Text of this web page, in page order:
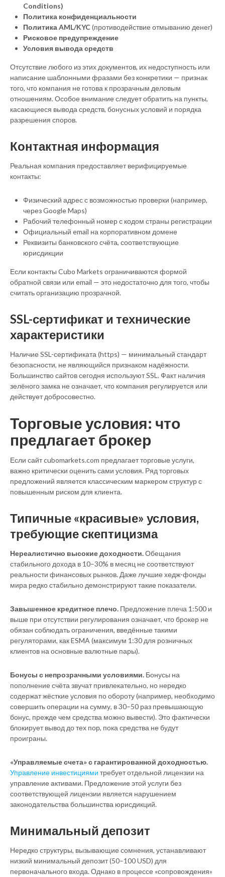
Conditions)
Политика конфиденциальности
Политика AML/KYC(противодействие отмыванию денег)
Рисковое предупреждение
Условия вывода средств
Отсутствие любого из этих документов, их недоступность или
написание шаблонными фразами без конкретики — признак
того, что компания не готова к прозрачным деловым
отношениям. Особое внимание следует обратить на пункты,
касающиеся вывода средств, бонусных условий и порядка
разрешения споров.
Контактная информация
Реальная компания предоставляет верифицируемые
контакты:
Физический адрес с возможностью проверки (например,
через Google Maps)
Рабочий телефонный номер с кодом страны регистрации
Официальный email на корпоративном домене
Реквизиты банковского счёта, соответствующие
юрисдикции
Если контакты Cubo Markets ограничиваются формой
обратной связи или email — это недостаточно для того, чтобы
считать организацию прозрачной.
SSL-сертификат и технические
характеристики
Наличие SSL-сертификата (https) — минимальный стандарт
безопасности, не являющийся признаком надёжности.
Большинство сайтов сегодня используют SSL. Факт наличия
зелёного замка не означает, что компания регулируется или
действует добросовестно.
Торговые условия: что
предлагает брокер
Если сайт cubomarkets.com предлагает торговые услуги,
важно критически оценить сами условия. Ряд торговых
предложений является классическим маркером структур с
повышенным риском для клиента.
Типичные «красивые» условия,
требующие скептицизма
Нереалистично высокие доходности.Обещания
стабильного дохода в 10–30% в месяц не соответствуют
реальности финансовых рынков. Даже лучшие хедж-фонды
мира редко стабильно демонстрируют такие показатели.
Завышенное кредитное плечо. Предложение плеча 1:500 и
выше при отсутствии регулирования означает, что брокер не
обязан соблюдать ограничения, введённые такими
регуляторами, как ESMA (максимум 1:30 для розничных
клиентов на основные валютные пары).
Бонусы с непрозрачными условиями. Бонусы на
пополнение счёта звучат привлекательно, но нередко
содержат жёсткие условия по обороту (например, необходимо
совершить операции на сумму, в 30–50 раз превышающую
бонус, прежде чем средства можно вывести). Это фактически
блокирует вывод до тех пор, пока средства не будут
проиграны.
«Управляемые счета» с гарантированной доходностью.
Управление инвестициями требует отдельной лицензии на
управление активами. Предложение этой услуги без
соответствующей лицензии является нарушением
законодательства большинства юрисдикций.
Минимальный депозит
Нередко структуры, вызывающие сомнения, устанавливают
низкий минимальный депозит (50–100 USD) для
первоначального входа. Однако в процессе «сопровождения»